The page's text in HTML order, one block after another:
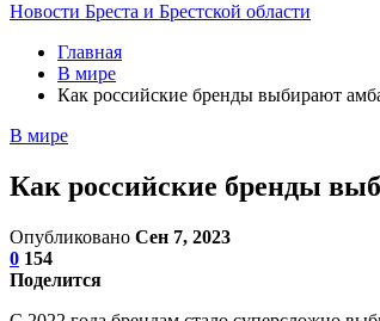
Новости Бреста и Брестской области
Главная
В мире
Как российские бренды выбирают
В мире
Как российские бренды
Опубликовано Сен 7, 2023
0 154
Поделится